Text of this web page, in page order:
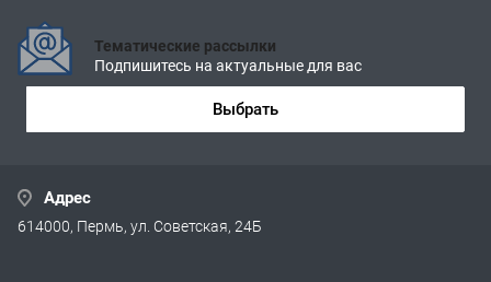
Тематические рассылки
Подпишитесь на актуальные для вас
Выбрать
Адрес
614000, Пермь, ул. Советская, 24Б